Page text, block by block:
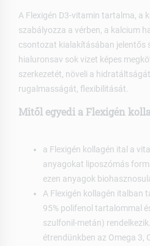
A Flexigén D3-vitamin tartalma, a
szabályozza a vérben, a kalcium
csontozat kialakításában jelentős
hialuronsav sok vizet képes
szerkezetét, növeli a
rugalmasságát, flexibilitását.
Mitől egyedi a Flexigén
a Flexigén kollagén ital a
anyagokat liposzómás
ezen anyagok
A Flexigén kollagén italban
95% polifenol tartalommal
szulfonil-metán)
étrendünkben az Omega 3,